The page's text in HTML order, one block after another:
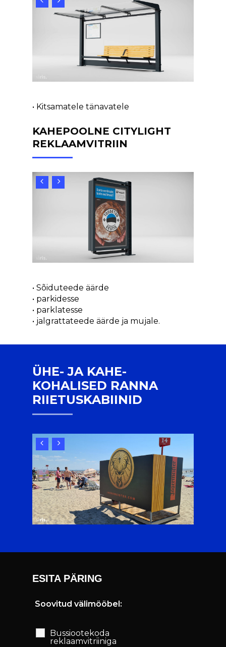
• Kitsamatele tänavatele
KAHEPOOLNE CITYLIGHT
REKLAAMVITRIIN
• Sõiduteede äärde
• parkidesse
• parklatesse
• jalgrattateede äärde ja mujale.
ÜHE- JA KAHE-
KOHALISED RANNA
RIIETUSKABIINID
ESITA PÄRING
Soovitud välimööbel:
Bussiootekoda
reklaamvitriiniga